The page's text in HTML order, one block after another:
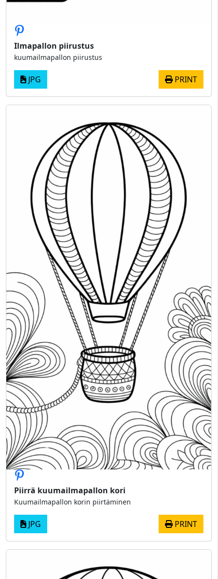
Ilmapallon piirustus
kuumailmapallon piirustus
JPG PRINT
Piirrä kuumailmapallon kori
Kuumailmapallon korin piirtäminen
JPG PRINT